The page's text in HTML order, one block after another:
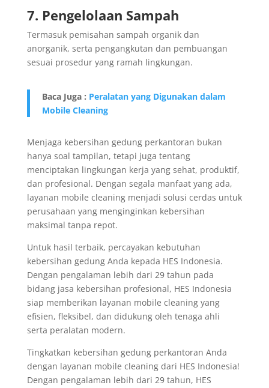
7. Pengelolaan Sampah
Termasuk pemisahan sampah organik dan
anorganik, serta pengangkutan dan pembuangan
sesuai prosedur yang ramah lingkungan.
Baca Juga : Peralatan yang Digunakan dalam
Mobile Cleaning
Menjaga kebersihan gedung perkantoran bukan
hanya soal tampilan, tetapi juga tentang
menciptakan lingkungan kerja yang sehat, produktif,
dan profesional. Dengan segala manfaat yang ada,
layanan mobile cleaning menjadi solusi cerdas untuk
perusahaan yang menginginkan kebersihan
maksimal tanpa repot.
Untuk hasil terbaik, percayakan kebutuhan
kebersihan gedung Anda kepada HES Indonesia.
Dengan pengalaman lebih dari 29 tahun pada
bidang jasa kebersihan profesional, HES Indonesia
siap memberikan layanan mobile cleaning yang
efisien, fleksibel, dan didukung oleh tenaga ahli
serta peralatan modern.
Tingkatkan kebersihan gedung perkantoran Anda
dengan layanan mobile cleaning dari HES Indonesia!
Dengan pengalaman lebih dari 29 tahun, HES